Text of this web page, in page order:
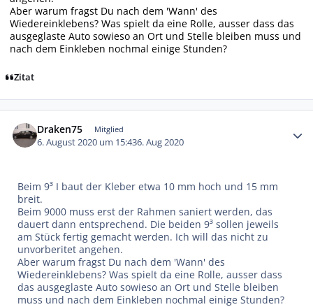
Aber warum fragst Du nach dem 'Wann' des
Wiedereinklebens? Was spielt da eine Rolle, ausser dass das
ausgeglaste Auto sowieso an Ort und Stelle bleiben muss und
nach dem Einkleben nochmal einige Stunden?
Zitat
Draken75 Mitglied
6. August 2020 um 15:436. Aug 2020
Beim 9³ I baut der Kleber etwa 10 mm hoch und 15 mm
breit.
Beim 9000 muss erst der Rahmen saniert werden, das
dauert dann entsprechend. Die beiden 9³ sollen jeweils
am Stück fertig gemacht werden. Ich will das nicht zu
unvorberitet angehen.
Aber warum fragst Du nach dem 'Wann' des
Wiedereinklebens? Was spielt da eine Rolle, ausser dass
das ausgeglaste Auto sowieso an Ort und Stelle bleiben
muss und nach dem Einkleben nochmal einige Stunden?